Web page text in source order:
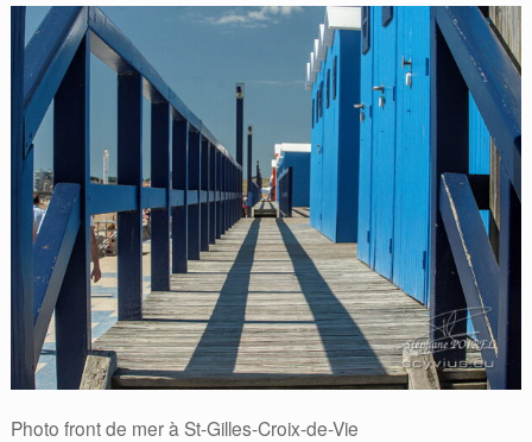
Photo front de mer à St-Gilles-Croix-de-Vie